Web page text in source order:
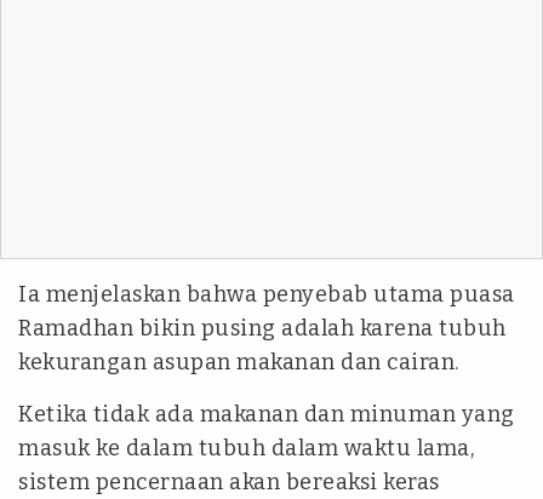
Ia menjelaskan bahwa penyebab utama puasa
Ramadhan bikin pusing adalah karena tubuh
kekurangan asupan makanan dan cairan.
Ketika tidak ada makanan dan minuman yang
masuk ke dalam tubuh dalam waktu lama,
sistem pencernaan akan bereaksi keras